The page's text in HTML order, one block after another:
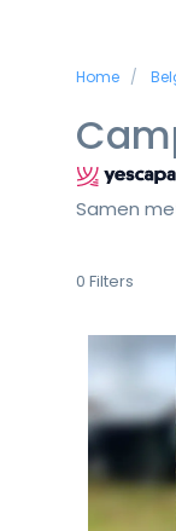
Home
Samen
0 Filters